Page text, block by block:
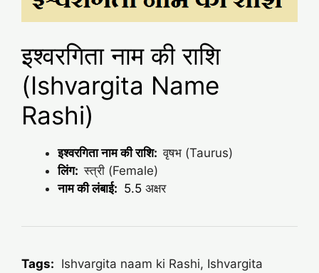
इश्वरगिता नाम की राशि
(Ishvargita Name
Rashi)
इश्वरगिता नाम की राशि:वृषभ (Taurus)
लिंग:स्त्री (Female)
नाम की लंबाई: 5.5 अक्षर
Tags: Ishvargita naam ki Rashi, Ishvargita